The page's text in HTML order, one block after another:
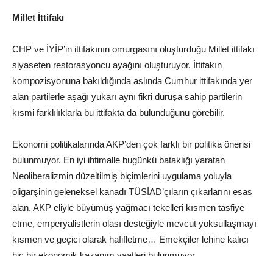
Millet İttifakı
CHP ve İYİP’in ittifakının omurgasını oluşturduğu Millet ittifakı
siyaseten restorasyoncu ayağını oluşturuyor. İttifakın
kompozisyonuna bakıldığında aslında Cumhur ittifakında yer
alan partilerle aşağı yukarı aynı fikri duruşa sahip partilerin
kısmi farklılıklarla bu ittifakta da bulunduğunu görebilir.
Ekonomi politikalarında AKP’den çok farklı bir politika önerisi
bulunmuyor. En iyi ihtimalle bugünkü bataklığı yaratan
Neoliberalizmin düzeltilmiş biçimlerini uygulama yoluyla
oligarşinin geleneksel kanadı TÜSİAD’çıların çıkarlarını esas
alan, AKP eliyle büyümüş yağmacı tekelleri kısmen tasfiye
etme, emperyalistlerin olası desteğiyle mevcut yoksullaşmayı
kısmen ve geçici olarak hafifletme… Emekçiler lehine kalıcı